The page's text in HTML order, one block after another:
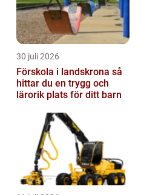
30 juli 2026
Förskola i landskrona så
hittar du en trygg och
lärorik plats för ditt barn